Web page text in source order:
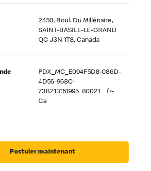
2450, Boul. Du Millénaire,
SAINT-BASILE-LE-GRAND
QC J3N 1T8, Canada
PDX_MC_E094F5D8-086D-
4D56-968C-
73B213151995_80021__fr-
Ca
Postuler maintenant